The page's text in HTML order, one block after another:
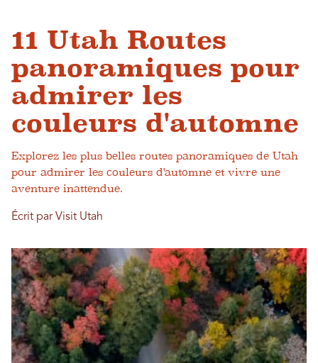
11 Utah Routes
panoramiques pour
admirer les
couleurs d'automne
Explorez les plus belles routes panoramiques de Utah
pour admirer les couleurs d'automne et vivre une
aventure inattendue.
Écrit par Visit Utah